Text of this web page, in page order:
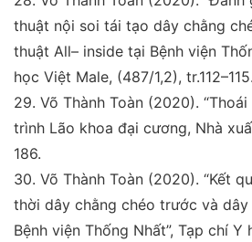
thuật nội soi tái tạo dây chằng
thuật All– inside tại Bệnh viện
học Việt Male, (487/1,2), tr.112–115.
29. Võ Thành Toàn (2020).
trình Lão khoa đại cương, Nhà
186.
30. Võ Thành Toàn (2020). “Kết
thời dây chằng chéo trước và
Bệnh viện Thống Nhất”, Tạp chí Y